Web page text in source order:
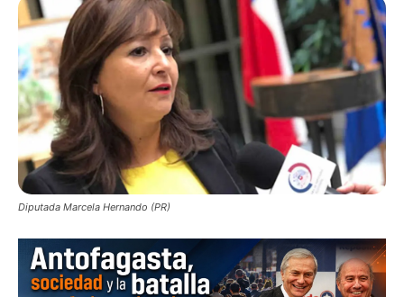
Diputada Marcela Hernando (PR)